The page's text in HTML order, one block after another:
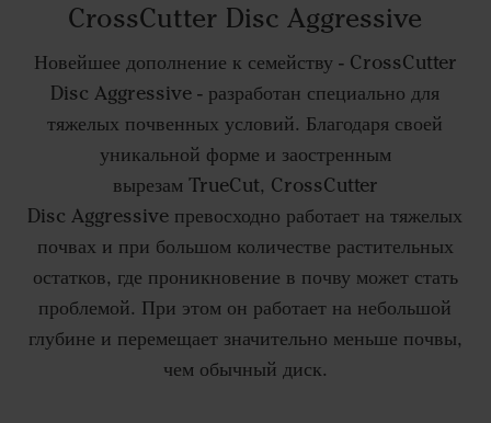
CrossCutter Disc Aggressive
Новейшее дополнение к семейству - CrossCutter
Disc Aggressive - разработан специально для
тяжелых почвенных условий. Благодаря своей
уникальной форме и заостренным
вырезам TrueCut, CrossCutter
Disc Aggressive превосходно работает на тяжелых
почвах и при большом количестве растительных
остатков, где проникновение в почву может стать
проблемой. При этом он работает на небольшой
глубине и перемещает значительно меньше почвы,
чем обычный диск.